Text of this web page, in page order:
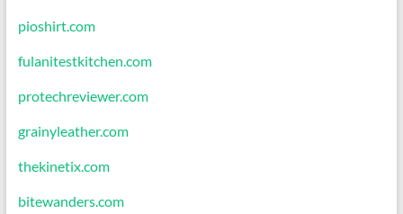
pioshirt.com
fulanitestkitchen.com
protechreviewer.com
grainyleather.com
thekinetix.com
bitewanders.com